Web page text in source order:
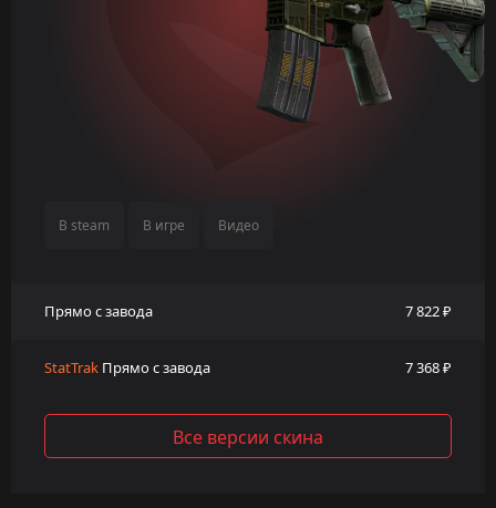
В steam В игре Видео
Прямо с завода 7 822 ₽
StatTrak Прямо с завода 7 368 ₽
Все версии скина